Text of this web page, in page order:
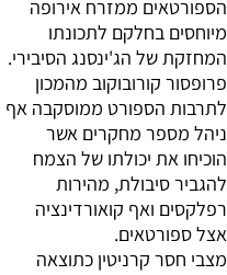
הספורטאים ממזרח אירופה
מיוחסים בחלקם לתכונתו
המחזקת של הג'ינסנג הסיבירי.
פרופסור קורובוקוב מהמכון
לתרבות הספורט ממוסקבה אף
ניהל מספר מחקרים אשר
הוכיחו את יכולתו של הצמח
להגביר סיבולת, מהירות
רפלקסים ואף קואורדינציה
אצל ספורטאים.
מצבי חסר קרניטין כתוצאה